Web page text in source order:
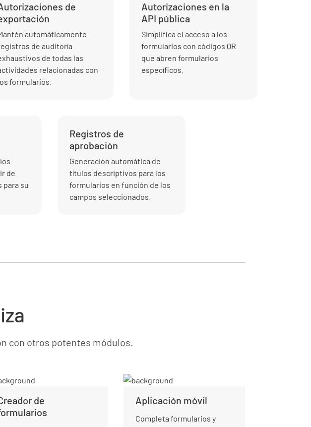
de
automáticamente
de auditoría
de todas las
relacionadas con
formularios.
Autorizaciones en la
API pública
Simplifica el acceso a los
formularios con códigos QR
que abren formularios
específicos.
de
para su
Registros de
aprobación
Generación automática de
títulos descriptivos para los
formularios en función de los
campos seleccionados.
con otros potentes módulos.
de
Aplicación móvil
Completa formularios y